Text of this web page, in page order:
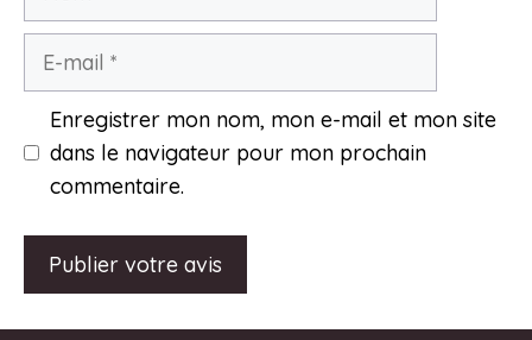
Enregistrer mon nom, mon e-mail et mon site
dans le navigateur pour mon prochain
commentaire.